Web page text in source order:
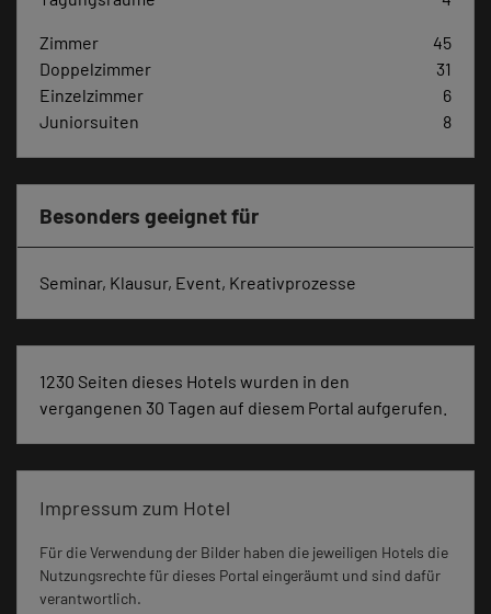
Zimmer
45
Doppelzimmer
31
Einzelzimmer
6
Juniorsuiten
8
Besonders geeignet für
Seminar, Klausur, Event, Kreativprozesse
1230 Seiten dieses Hotels wurden in den
vergangenen 30 Tagen auf diesem Portal aufgerufen.
Impressum zum Hotel
Für die Verwendung der Bilder haben die jeweiligen Hotels die
Nutzungsrechte für dieses Portal eingeräumt und sind dafür
verantwortlich.